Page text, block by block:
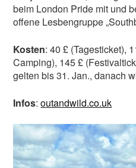
beim London Pride mit und
offene Lesbengruppe
Kosten: 40 £ (Tagesticket),
Camping), 145 £
gelten bis 31. Jan., danach
Infos:outandwild.co.uk